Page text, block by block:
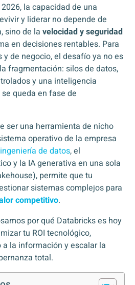
la capacidad de una
y liderar no depende de
sino de la velocidad y seguridad
en decisiones rentables. Para
de negocio, el desafío ya no es
fragmentación: silos de datos,
y una inteligencia
queda en fase de
ser una herramienta de nicho
operativo de la empresa
de datos, el
y la IA generativa en una sola
permite que tu
sistemas complejos para
competitivo.
por qué Databricks es hoy
tu ROI tecnológico,
la información y escalar la
total.